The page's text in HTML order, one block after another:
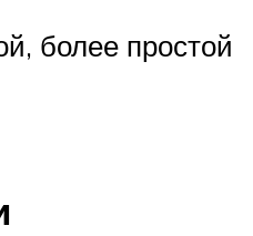
более простой